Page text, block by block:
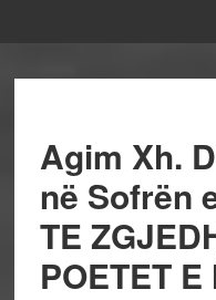
Agim Xh.
në Sofrën
TE
POETET